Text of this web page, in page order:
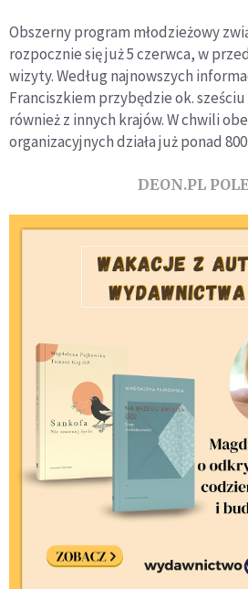
Obszerny program młodzieżowy
rozpocznie się już 5 czerwca, w
wizyty. Według najnowszych
Franciszkiem przybędzie ok.
również z innych krajów. W chwili
organizacyjnych działa już ponad
DEON.PL